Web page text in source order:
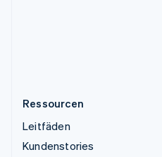
Ressourcen
Leitfäden
Kundenstories